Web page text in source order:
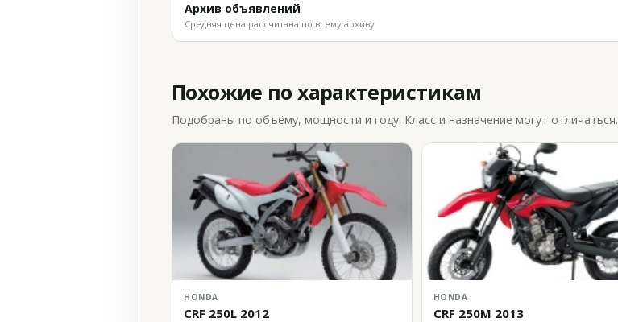
Архив объявлений
Средняя цена рассчитана по всему архиву
Похожие по характеристикам
Подобраны по объёму, мощности и году. Класс и назначение могут отличаться.
HONDA
CRF 250L 2012
HONDA
CRF 250M 2013